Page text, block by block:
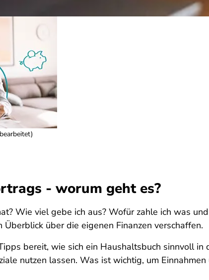
- worum geht es?
Wie viel gebe ich aus? Wofür zahle ich was
über die eigenen Finanzen verschaffen.
bereit, wie sich ein Haushaltsbuch sinnvoll
nutzen lassen. Was ist wichtig, um